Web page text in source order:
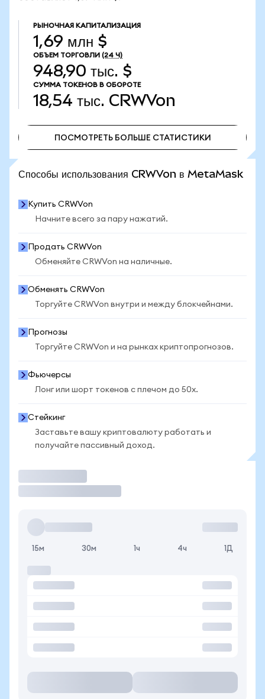
РЫНОЧНАЯ КАПИТАЛИЗАЦИЯ
1,69 млн $
ОБЪЕМ ТОРГОВЛИ (24 Ч)
948,90 тыс. $
СУММА ТОКЕНОВ В ОБОРОТЕ
18,54 тыс. CRWVon
ПОСМОТРЕТЬ БОЛЬШЕ СТАТИСТИКИ
Способы использования CRWVon в MetaMask
Купить CRWVon
Начните всего за пару нажатий.
Продать CRWVon
Обменяйте CRWVon на наличные.
Обменять CRWVon
Торгуйте CRWVon внутри и между блокчейнами.
Прогнозы
Торгуйте CRWVon и на рынках криптопрогнозов.
Фьючерсы
Лонг или шорт токенов с плечом до 50x.
Стейкинг
Заставьте вашу криптовалюту работать и
получайте пассивный доход.
15м 30м 1ч 4ч 1Д